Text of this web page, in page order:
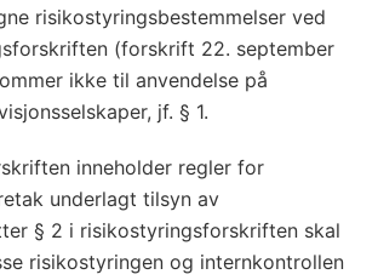
risikostyringsbestemmelser ved
(forskrift 22. september
ikke til anvendelse på
jf. § 1.
inneholder regler for
underlagt tilsyn av
§ 2 i risikostyringsforskriften skal
risikostyringen og internkontrollen